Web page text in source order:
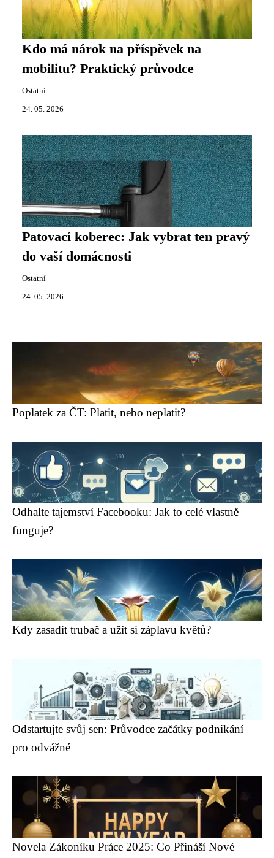
Kdo má nárok na příspěvek na
mobilitu? Praktický průvodce
Ostatní
24. 05. 2026
Patovací koberec: Jak vybrat ten pravý
do vaší domácnosti
Ostatní
24. 05. 2026
Poplatek za ČT: Platit, nebo neplatit?
Odhalte tajemství Facebooku: Jak to celé vlastně
funguje?
Kdy zasadit trubač a užít si záplavu květů?
Odstartujte svůj sen: Průvodce začátky podnikání
pro odvážné
Novela Zákoníku Práce 2025: Co Přináší Nové